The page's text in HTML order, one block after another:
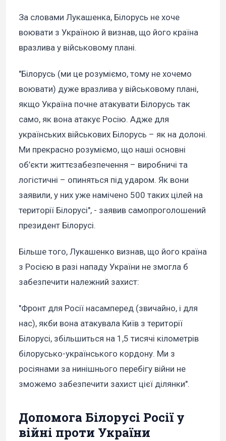
За словами Лукашенка, Білорусь не хоче
воювати з Україною й визнав, що його країна
вразлива у військовому плані.
"Білорусь (ми це розуміємо, тому не хочемо
воювати) дуже вразлива у військовому плані,
якщо Україна почне атакувати Білорусь так
само, як вона атакує Росію. Адже для
українських військових Білорусь – як на долоні.
Ми прекрасно розуміємо, що наші основні
об’єкти життєзабезпечення – виробничі та
логістичні – опиняться під ударом. Як вони
заявили, у них уже намічено 500 таких цілей на
території Білорусі", - заявив самопроголошений
президент Білорусі.
Більше того, Лукашенко визнав, що його країна
з Росією в разі нападу України не змогла б
забезпечити належний захист:
"Фронт для Росії насамперед (звичайно, і для
нас), якби вона атакувала Київ з території
Білорусі, збільшиться на 1,5 тисячі кілометрів
білорусько-українського кордону. Ми з
росіянами за нинішнього перебігу війни не
зможемо забезпечити захист цієї ділянки".
Допомога Білорусі Росії у
війні проти України